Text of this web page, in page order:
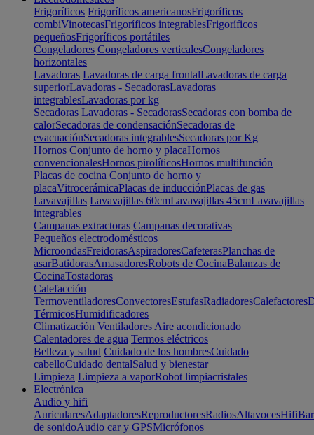
Frigoríficos Frigoríficos americanosFrigoríficos
combiVinotecasFrigoríficos integrablesFrigoríficos
pequeñosFrigoríficos portátiles
Congeladores Congeladores verticalesCongeladores
horizontales
Lavadoras Lavadoras de carga frontalLavadoras de carga
superiorLavadoras - SecadorasLavadoras
integrablesLavadoras por kg
Secadoras Lavadoras - SecadorasSecadoras con bomba de
calorSecadoras de condensaciónSecadoras de
evacuaciónSecadoras integrablesSecadoras por Kg
Hornos Conjunto de horno y placaHornos
convencionalesHornos pirolíticosHornos multifunción
Placas de cocina Conjunto de horno y
placaVitrocerámicaPlacas de inducciónPlacas de gas
Lavavajillas Lavavajillas 60cmLavavajillas 45cmLavavajillas
integrables
Campanas extractoras Campanas decorativas
Pequeños electrodomésticos
MicroondasFreidorasAspiradoresCafeterasPlanchas de
asarBatidorasAmasadoresRobots de CocinaBalanzas de
CocinaTostadoras
Calefacción
TermoventiladoresConvectoresEstufasRadiadoresCalefactores
TérmicosHumidificadores
Climatización Ventiladores Aire acondicionado
Calentadores de agua Termos eléctricos
Belleza y salud Cuidado de los hombresCuidado
cabelloCuidado dentalSalud y bienestar
Limpieza Limpieza a vaporRobot limpiacristales
Electrónica
Audio y hifi
AuricularesAdaptadoresReproductoresRadiosAltavocesHifi
de sonidoAudio car y GPSMicrófonos